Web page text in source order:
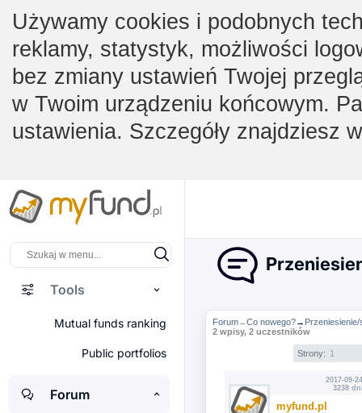
Używamy cookies i podobnych
reklamy, statystyk, możliwości
bez zmiany ustawień Twojej
w Twoim urządzeniu końcowym.
ustawienia. Szczegóły znajdziesz
Tools
Mutual funds ranking
Public portfolios
Forum
Forum→Co nowego?→
2 wpisy, 2 uczestników
Strony: 1
2017-09-
3238
myfund.pl